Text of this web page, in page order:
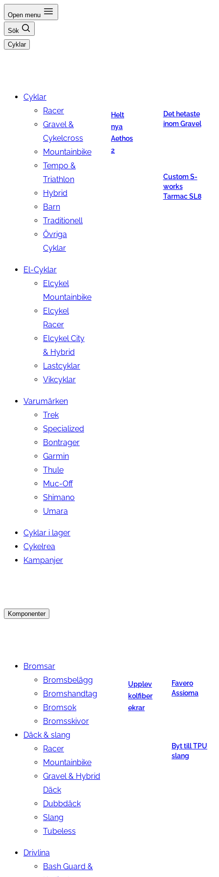
Hoppa
till
innehåll
Open menu
Sök
Cyklar
Cyklar
Racer
Gravel &
Cykelcross
Mountainbike
Tempo &
Triathlon
Hybrid
Barn
Traditionell
Övriga
Cyklar
El-Cyklar
Elcykel
Mountainbike
Elcykel
Racer
Elcykel City
& Hybrid
Lastcyklar
Vikcyklar
Varumärken
Trek
Specialized
Bontrager
Garmin
Thule
Muc-Off
Shimano
Umara
Cyklar i lager
Cykelrea
Kampanjer
Helt
nya
Aethos
2
Det hetaste
inom Gravel
Custom S-
works
Tarmac SL8
Komponenter
Bromsar
Bromsbelägg
Bromshandtag
Bromsok
Bromsskivor
Däck & slang
Racer
Mountainbike
Gravel & Hybrid
Däck
Dubbdäck
Slang
Tubeless
Drivlina
Bash Guard &
Upplev
kolfiber
ekrar
Favero
Assioma
Byt till TPU
slang